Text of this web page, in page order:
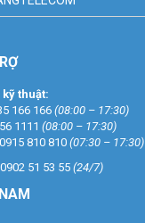
thuật:
166 166(08:00 – 17:30)
1111 (08:00 – 17:30)
0915 810 810 (07:30 – 17:30)
0902 51 53 55 (24/7)